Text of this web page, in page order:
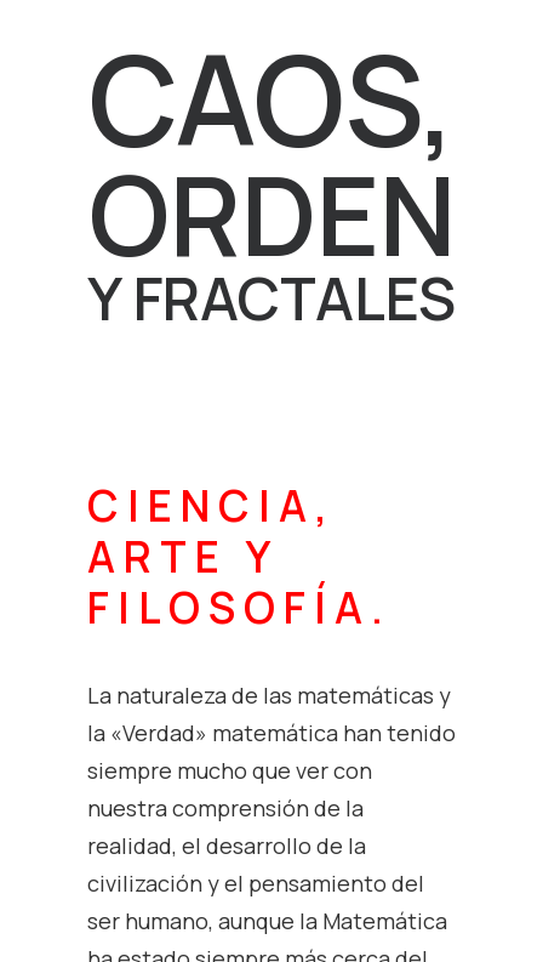
CAOS,
ORDEN
Y FRACTALES
CIENCIA,
ARTE Y
FILOSOFÍA.
La naturaleza de las matemáticas y
la «Verdad» matemática han tenido
siempre mucho que ver con
nuestra comprensión de la
realidad, el desarrollo de la
civilización y el pensamiento del
ser humano, aunque la Matemática